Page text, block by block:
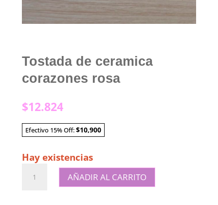
Tostada de ceramica
corazones rosa
$12.824
Efectivo 15% Off:$10,900
Hay existencias
AÑADIR AL CARRITO